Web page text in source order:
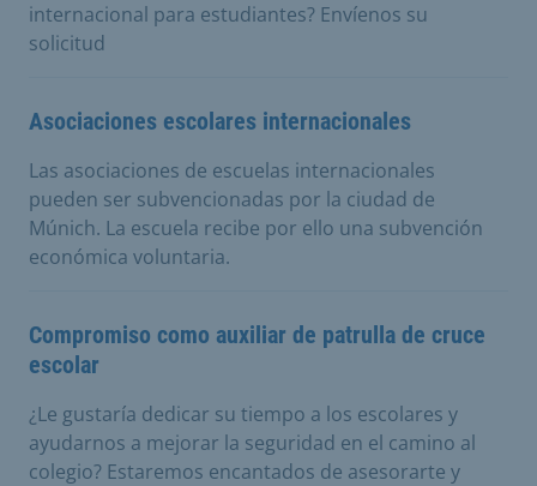
internacional para estudiantes? Envíenos su
solicitud
Asociaciones escolares internacionales
Las asociaciones de escuelas internacionales
pueden ser subvencionadas por la ciudad de
Múnich. La escuela recibe por ello una subvención
económica voluntaria.
Compromiso como auxiliar de patrulla de cruce
escolar
¿Le gustaría dedicar su tiempo a los escolares y
ayudarnos a mejorar la seguridad en el camino al
colegio? Estaremos encantados de asesorarte y